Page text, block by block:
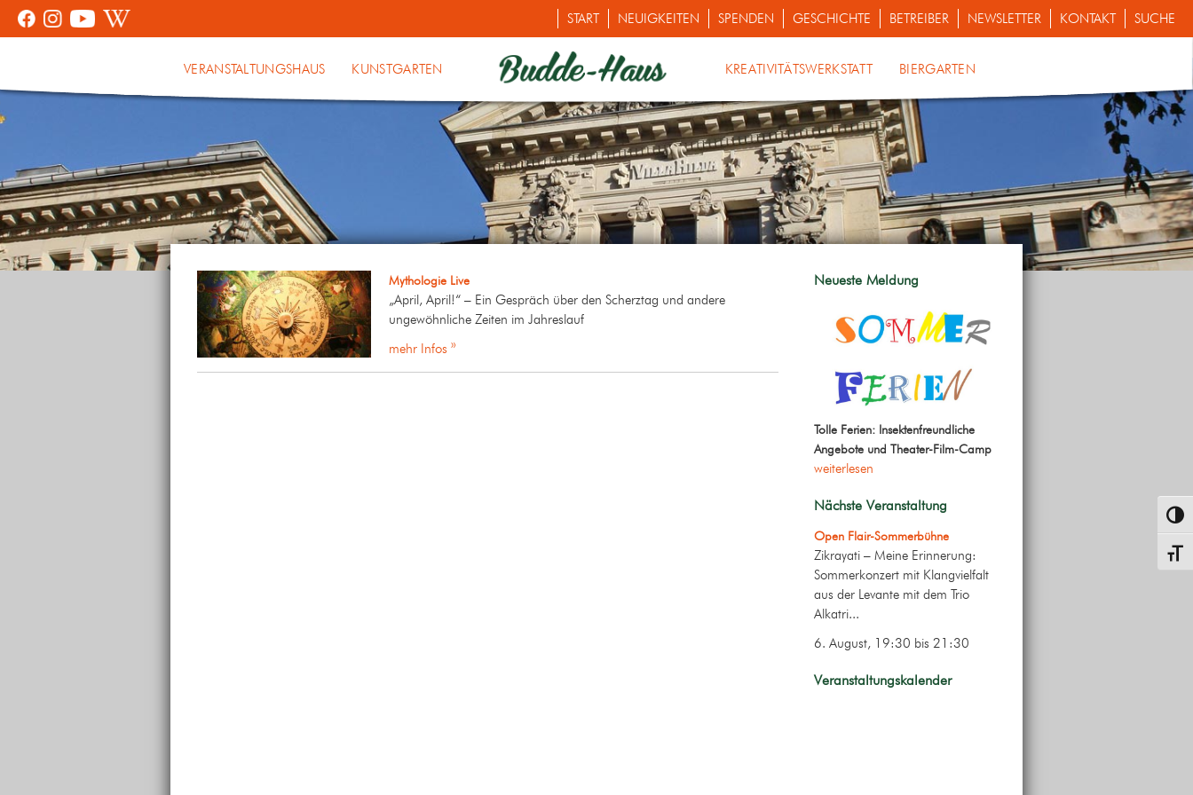
START NEUIGKEITEN SPENDEN GESCHICHTE BETREIBER NEWSLETTER KONTAKT SUCHE
VERANSTALTUNGSHAUS KUNSTGARTEN KREATIVITÄTSWERKSTATT BIERGARTEN
Mythologie Live
„April, April!“ – Ein Gespräch über den Scherztag und andere
ungewöhnliche Zeiten im Jahreslauf
mehr Infos »
Neueste Meldung
Tolle Ferien: Insektenfreundliche
Angebote und Theater-Film-Camp
weiterlesen
Nächste Veranstaltung
Open Flair-Sommerbühne
Zikrayati – Meine Erinnerung:
Sommerkonzert mit Klangvielfalt
aus der Levante mit dem Trio
Alkatri...
6. August, 19:30 bis 21:30
Veranstaltungskalender